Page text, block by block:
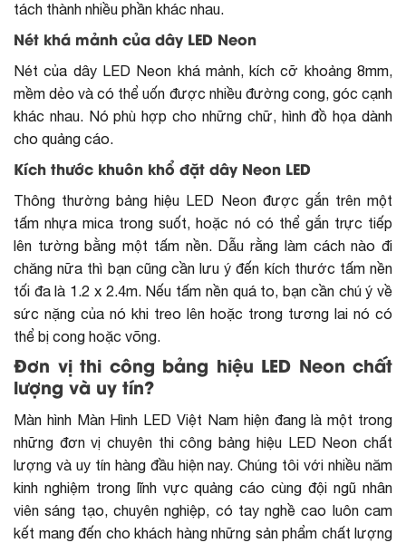
tách thành nhiều phần khác nhau.
Nét khá mảnh của dây LED Neon
Nét của dây LED Neon khá mảnh, kích cỡ khoảng 8mm,
mềm dẻo và có thể uốn được nhiều đường cong, góc cạnh
khác nhau. Nó phù hợp cho những chữ, hình đồ họa dành
cho quảng cáo.
Kích thước khuôn khổ đặt dây Neon LED
Thông thường bảng hiệu LED Neon được gắn trên một
tấm nhựa mica trong suốt, hoặc nó có thể gắn trực tiếp
lên tường bằng một tấm nền. Dẫu rằng làm cách nào đi
chăng nữa thì bạn cũng cần lưu ý đến kích thước tấm nền
tối đa là 1.2 x 2.4m. Nếu tấm nền quá to, bạn cần chú ý về
sức nặng của nó khi treo lên hoặc trong tương lai nó có
thể bị cong hoặc võng.
Đơn vị thi công bảng hiệu LED Neon chất
lượng và uy tín?
Màn hình Màn Hình LED Việt Nam hiện đang là một trong
những đơn vị chuyên thi công bảng hiệu LED Neon chất
lượng và uy tín hàng đầu hiện nay. Chúng tôi với nhiều năm
kinh nghiệm trong lĩnh vực quảng cáo cùng đội ngũ nhân
viên sáng tạo, chuyên nghiệp, có tay nghề cao luôn cam
kết mang đến cho khách hàng những sản phẩm chất lượng